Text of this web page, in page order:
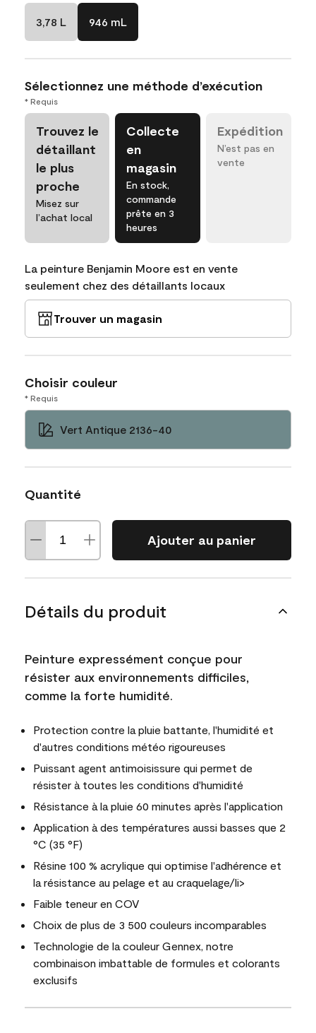
3,78 L 946 mL
Sélectionnez une méthode d’exécution
* Requis
Trouvez le
détaillant
le plus
proche
Misez sur
l’achat local
Collecte
en
magasin
En stock,
commande
prête en 3
heures
Expédition
N’est pas en
vente
La peinture Benjamin Moore est en vente
seulement chez des détaillants locaux
Trouver un magasin
Choisir couleur
* Requis
Vert Antique 2136-40
Quantité
Ajouter au panier
Détails du produit
Peinture expressément conçue pour
résister aux environnements difficiles,
comme la forte humidité.
Protection contre la pluie battante, l'humidité et
d'autres conditions météo rigoureuses
Puissant agent antimoisissure qui permet de
résister à toutes les conditions d'humidité
Résistance à la pluie 60 minutes après l'application
Application à des températures aussi basses que 2
°C (35 °F)
Résine 100 % acrylique qui optimise l'adhérence et
la résistance au pelage et au craquelage/li>
Faible teneur en COV
Choix de plus de 3 500 couleurs incomparables
Technologie de la couleur Gennex, notre
combinaison imbattable de formules et colorants
exclusifs